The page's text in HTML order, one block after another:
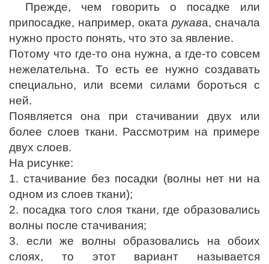
Прежде, чем говорить о посадке или
припосадке, например, оката рукава, сначала
нужно просто понять, что это за явление.
Потому что где-то она нужна, а где-то совсем
нежелательна. То есть ее нужно создавать
специально, или всеми силами бороться с
ней.
Появляется она при стачивании двух или
более слоев ткани. Рассмотрим на примере
двух слоев.
На рисунке:
1. стачивание без посадки (волны нет ни на
одном из слоев ткани);
2. посадка того слоя ткани, где образовались
волны после стачивания;
3. если же волны образовались на обоих
слоях, то этот вариант называется